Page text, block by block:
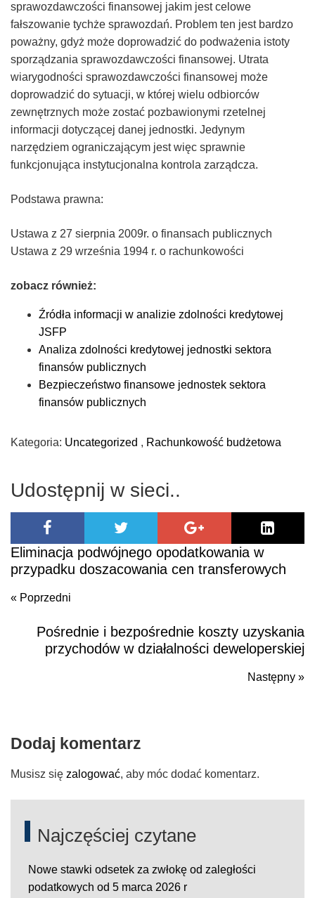
sprawozdawczości finansowej jakim jest celowe
fałszowanie tychże sprawozdań. Problem ten jest bardzo
poważny, gdyż może doprowadzić do podważenia istoty
sporządzania sprawozdawczości finansowej. Utrata
wiarygodności sprawozdawczości finansowej może
doprowadzić do sytuacji, w której wielu odbiorców
zewnętrznych może zostać pozbawionymi rzetelnej
informacji dotyczącej danej jednostki. Jedynym
narzędziem ograniczającym jest więc sprawnie
funkcjonująca instytucjonalna kontrola zarządcza.
Podstawa prawna:
Ustawa z 27 sierpnia 2009r. o finansach publicznych
Ustawa z 29 września 1994 r. o rachunkowości
zobacz również:
Źródła informacji w analizie zdolności kredytowej
JSFP
Analiza zdolności kredytowej jednostki sektora
finansów publicznych
Bezpieczeństwo finansowe jednostek sektora
finansów publicznych
Kategoria: Uncategorized , Rachunkowość budżetowa
Udostępnij w sieci..
Eliminacja podwójnego opodatkowania w
przypadku doszacowania cen transferowych
« Poprzedni
PoprzedniPośrednie i bezpośrednie koszty uzyskania
przychodów w działalności deweloperskiej
Następny »
Dodaj komentarz
Musisz się zalogować, aby móc dodać komentarz.
Najczęściej czytane
Nowe stawki odsetek za zwłokę od zaległości
podatkowych od 5 marca 2026 r